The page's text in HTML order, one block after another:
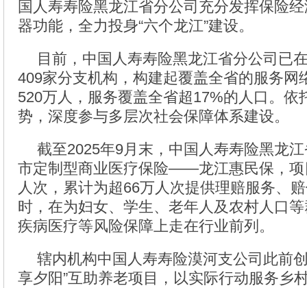
国人寿寿险黑龙江省分公司充分发挥保险
器功能，全力投身“六个龙江”建设。
目前，中国人寿寿险黑龙江省分公司已
409家分支机构，构建起覆盖全省的服务网
520万人，服务覆盖全省超17%的人口。依
势，深度参与多层次社会保障体系建设。
截至2025年9月末，中国人寿寿险黑龙
市定制型商业医疗保险——龙江惠民保，项
人次，累计为超66万人次提供理赔服务、
时，在为妇女、学生、老年人及农村人口
疾病医疗等风险保障上走在行业前列。
辖内机构中国人寿寿险漠河支公司此前
享夕阳”互助养老项目，以实际行动服务乡